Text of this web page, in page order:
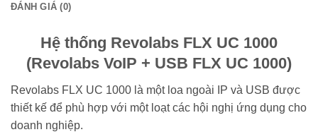
ĐÁNH GIÁ (0)
Hệ thống Revolabs FLX UC 1000
(Revolabs VoIP + USB FLX UC 1000)
Revolabs FLX UC 1000 là một loa ngoài IP và USB được
thiết kế để phù hợp với một loạt các hội nghị ứng dụng cho
doanh nghiệp.